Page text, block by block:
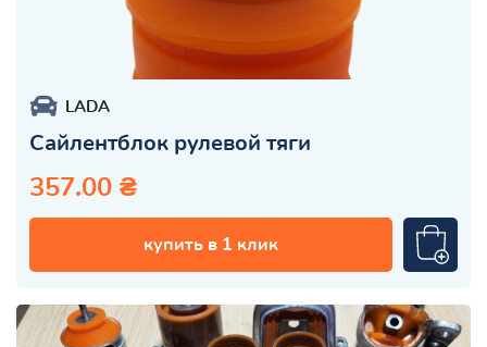
LADA
Сайлентблок рулевой тяги
357.00 ₴
купить в 1 клик